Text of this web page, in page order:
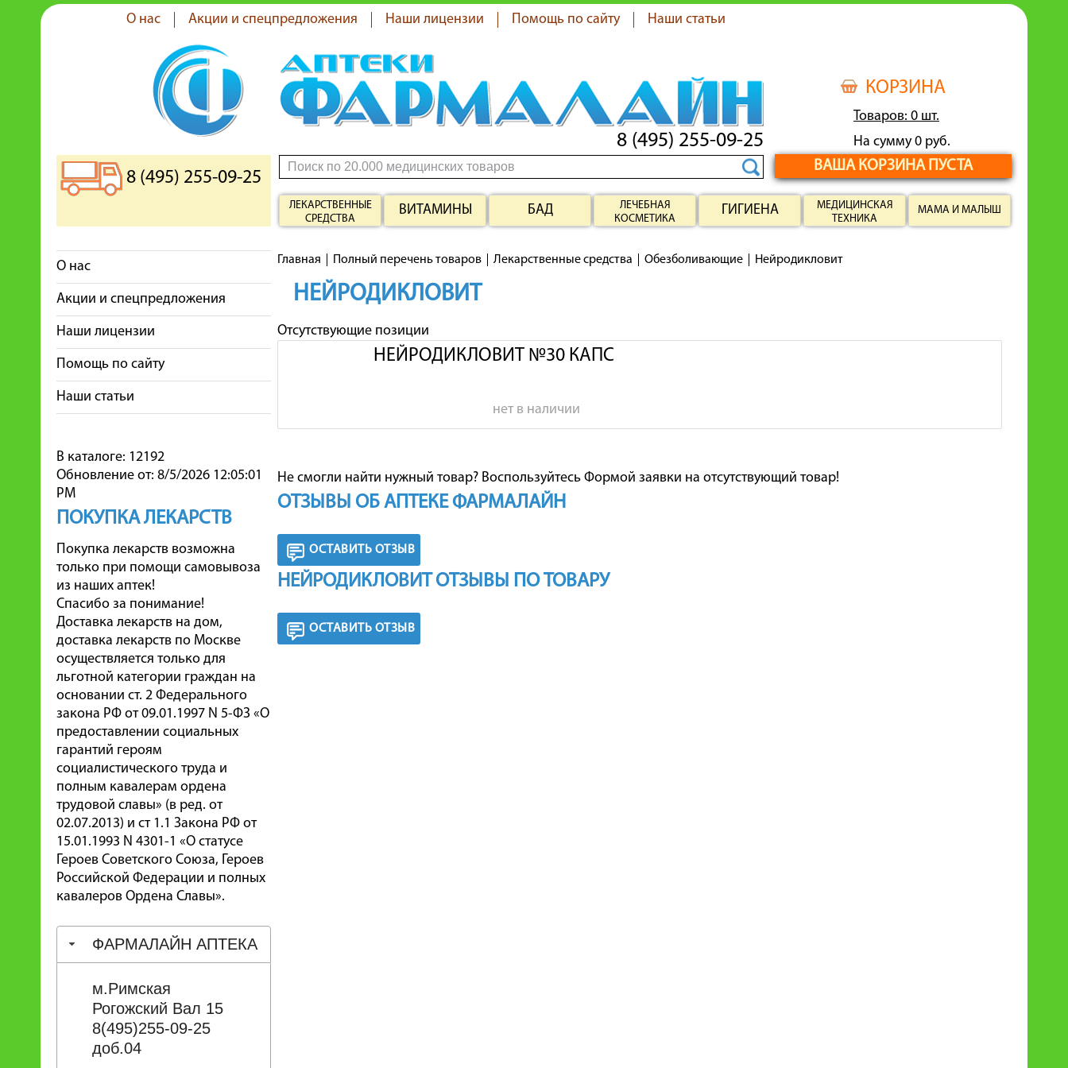
О нас Акции и спецпредложения Наши лицензии Помощь по сайту Наши статьи
КОРЗИНА
Товаров: 0 шт.
На сумму 0 руб.
ВАША КОРЗИНА ПУСТА
8 (495) 255-09-25
8 (495) 255-09-25
ЛЕКАРСТВЕННЫЕ
СРЕДСТВА
ВИТАМИНЫ БАД
ЛЕЧЕБНАЯ
КОСМЕТИКА
ГИГИЕНА
МЕДИЦИНСКАЯ
ТЕХНИКА
МАМА И МАЛЫШ
О нас
Акции и спецпредложения
Наши лицензии
Помощь по сайту
Наши статьи
В каталоге: 12192
Обновление от: 8/5/2026 12:05:01
PM
ПОКУПКА ЛЕКАРСТВ
Покупка лекарств возможна
только при помощи самовывоза
из наших аптек!
Спасибо за понимание!
Доставка лекарств на дом,
доставка лекарств по Москве
осуществляется только для
льготной категории граждан на
основании ст. 2 Федерального
закона РФ от 09.01.1997 N 5-ФЗ «О
предоставлении социальных
гарантий героям
социалистического труда и
полным кавалерам ордена
трудовой славы» (в ред. от
02.07.2013) и ст 1.1 Закона РФ от
15.01.1993 N 4301-1 «О статусе
Героев Советского Союза, Героев
Российской Федерации и полных
кавалеров Ордена Славы».
ФАРМАЛАЙН АПТЕКА
м.Римская
Рогожский Вал 15
8(495)255-09-25
доб.04
Главная Полный перечень товаров Лекарственные средства Обезболивающие Нейродикловит
НЕЙРОДИКЛОВИТ
Отсутствующие позиции
НЕЙРОДИКЛОВИТ №30 КАПС
нет в наличии
Не смогли найти нужный товар? Воспользуйтесь Формой заявки на отсутствующий товар!
ОТЗЫВЫ ОБ АПТЕКЕ ФАРМАЛАЙН
ОСТАВИТЬ ОТЗЫВ
НЕЙРОДИКЛОВИТ ОТЗЫВЫ ПО ТОВАРУ
ОСТАВИТЬ ОТЗЫВ